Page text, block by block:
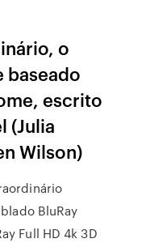
o
baseado
escrito
(Julia
Wilson)
BluRay
Full HD 4k 3D